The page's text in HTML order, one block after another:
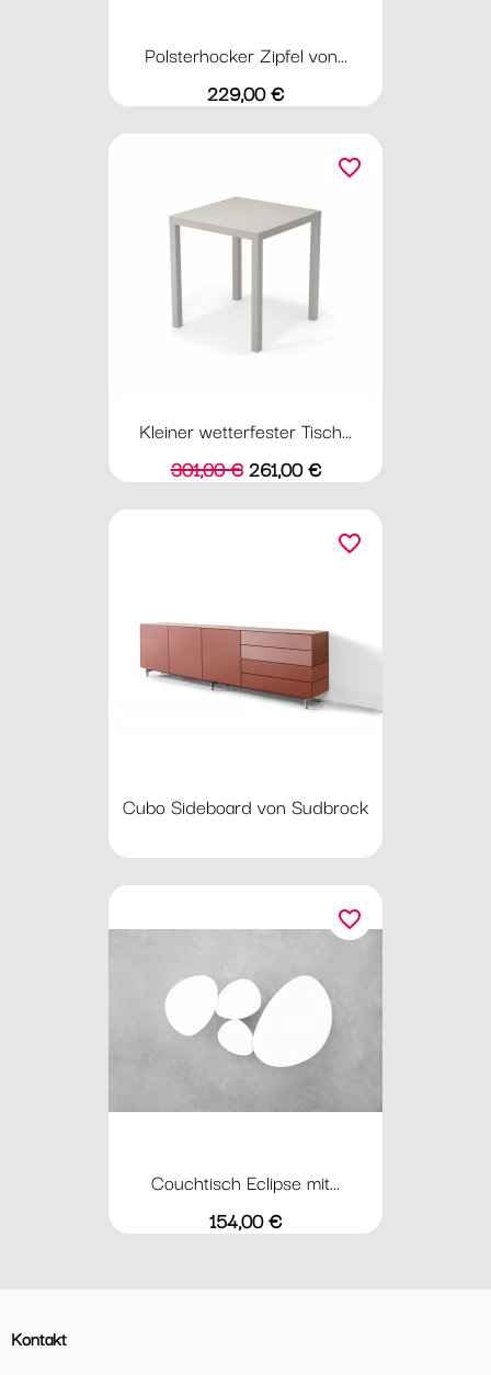
Polsterhocker Zipfel von...
Preis
229,00 €
Kleiner wetterfester Tisch...
Verkaufspreis
301,00 € Preis
261,00 €
favorite_border
Cubo Sideboard von Sudbrock
favorite_border
Couchtisch Eclipse mit...
Preis
154,00 €
favorite_border
Kontakt